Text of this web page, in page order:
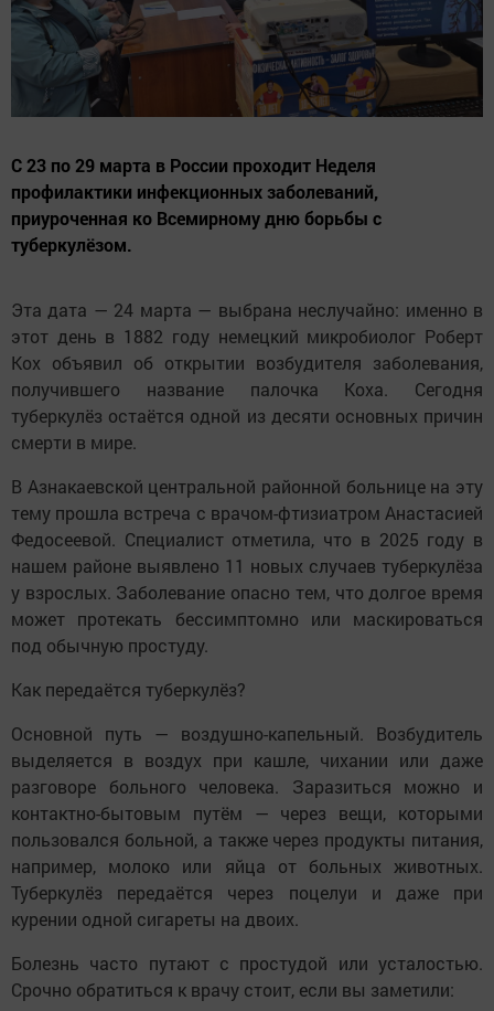
С 23 по 29 марта в России проходит Неделя
профилактики инфекционных заболеваний,
приуроченная ко Всемирному дню борьбы с
туберкулёзом.
Эта дата — 24 марта — выбрана неслучайно: именно в
этот день в 1882 году немецкий микробиолог Роберт
Кох объявил об открытии возбудителя заболевания,
получившего название палочка Коха. Сегодня
туберкулёз остаётся одной из десяти основных причин
смерти в мире.
В Азнакаевской центральной районной больнице на эту
тему прошла встреча с врачом-фтизиатром Анастасией
Федосеевой. Специалист отметила, что в 2025 году в
нашем районе выявлено 11 новых случаев туберкулёза
у взрослых. Заболевание опасно тем, что долгое время
может протекать бессимптомно или маскироваться
под обычную простуду.
Как передаётся туберкулёз?
Основной путь — воздушно-капельный. Возбудитель
выделяется в воздух при кашле, чихании или даже
разговоре больного человека. Заразиться можно и
контактно-бытовым путём — через вещи, которыми
пользовался больной, а также через продукты питания,
например, молоко или яйца от больных животных.
Туберкулёз передаётся через поцелуи и даже при
курении одной сигареты на двоих.
Болезнь часто путают с простудой или усталостью.
Срочно обратиться к врачу стоит, если вы заметили: